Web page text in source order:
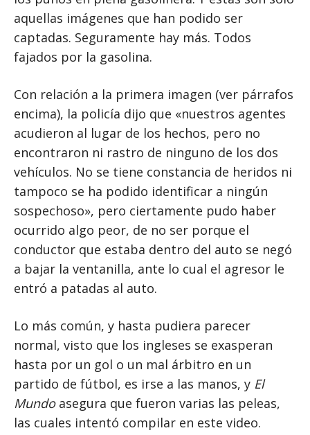
aquellas imágenes que han podido ser
captadas. Seguramente hay más. Todos
fajados por la gasolina.
Con relación a la primera imagen (ver párrafos
encima), la policía dijo que «nuestros agentes
acudieron al lugar de los hechos, pero no
encontraron ni rastro de ninguno de los dos
vehículos. No se tiene constancia de heridos ni
tampoco se ha podido identificar a ningún
sospechoso», pero ciertamente pudo haber
ocurrido algo peor, de no ser porque el
conductor que estaba dentro del auto se negó
a bajar la ventanilla, ante lo cual el agresor le
entró a patadas al auto.
Lo más común, y hasta pudiera parecer
normal, visto que los ingleses se exasperan
hasta por un gol o un mal árbitro en un
partido de fútbol, es irse a las manos, y El
Mundoasegura que fueron varias las peleas,
las cuales intentó compilar en este video.